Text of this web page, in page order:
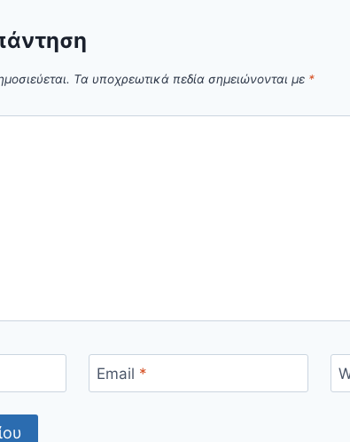
Τα υποχρεωτικά πεδία σημειώνονται με *
Email *